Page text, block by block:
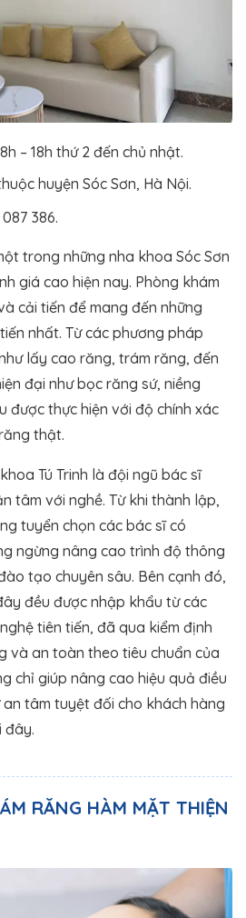
8h – 18h thứ 2 đến chủ nhật.
huyện Sóc Sơn, Hà Nội.
386.
trong những nha khoa Sóc Sơn
giá cao hiện nay. Phòng khám
cải tiến để mang đến những
nhất. Từ các phương pháp
lấy cao răng, trám răng, đến
đại như bọc răng sứ, niềng
được thực hiện với độ chính xác
thật.
Tú Trinh là đội ngũ bác sĩ
tâm với nghề. Từ khi thành lập,
tuyển chọn các bác sĩ có
ngừng nâng cao trình độ thông
tạo chuyên sâu. Bên cạnh đó,
đều được nhập khẩu từ các
tiên tiến, đã qua kiểm định
và an toàn theo tiêu chuẩn của
chỉ giúp nâng cao hiệu quả điều
tâm tuyệt đối cho khách hàng
đây.
RĂNG HÀM MẶT THIỆN